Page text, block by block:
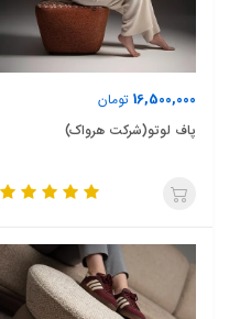
16,500,000 تومان
پاف لوتو(شرکت هرواک)